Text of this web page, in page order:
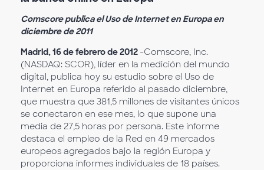
Comscore publica el Uso de Internet en Europa en
diciembre de 2011
Madrid, 16 de febrero de 2012 -Comscore, Inc.
(NASDAQ: SCOR), líder en la medición del mundo
digital, publica hoy su estudio sobre el Uso de
Internet en Europa referido al pasado diciembre,
que muestra que 381,5 millones de visitantes únicos
se conectaron en ese mes, lo que supone una
media de 27,5 horas por persona. Este informe
destaca el empleo de la Red en 49 mercados
europeos agregados bajo la región Europa y
proporciona informes individuales de 18 países.